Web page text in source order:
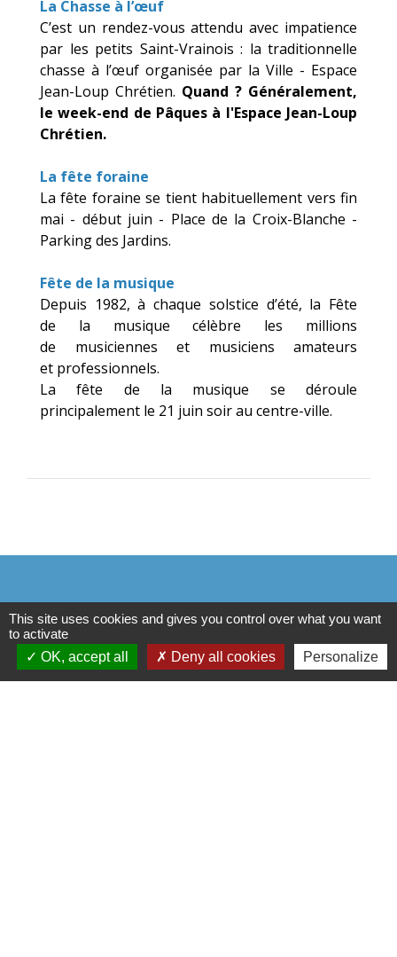
La Chasse à l’œuf
C’est un rendez-vous attendu avec impatience
par les petits Saint-Vrainois : la traditionnelle
chasse à l’œuf organisée par la Ville - Espace
Jean-Loup Chrétien. Quand ? Généralement,
le week-end de Pâques à l'Espace Jean-Loup
Chrétien.
La fête foraine
La fête foraine se tient habituellement vers fin
mai - début juin - Place de la Croix-Blanche -
Parking des Jardins.
Fête de la musique
Depuis 1982, à chaque solstice d’été, la Fête
de la musique célèbre les millions
de musiciennes et musiciens amateurs
et professionnels.
La fête de la musique se déroule
principalement le 21 juin soir au centre-ville.
Commune de Saint-Vrain
13 rue Noblets
91770 Saint-Vrain - FRANCE
Contact par formulaire
This site uses cookies and gives you control over what you want
to activate
OK, accept all
Deny all cookies Personalize